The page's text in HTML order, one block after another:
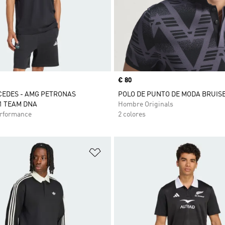
- AMG PETRONAS
TEAM DNA
Precio
€ 80
POLO DE PUNTO DE MODA
Hombre Originals
2 colores
de deseos Añadir a la lista de deseos